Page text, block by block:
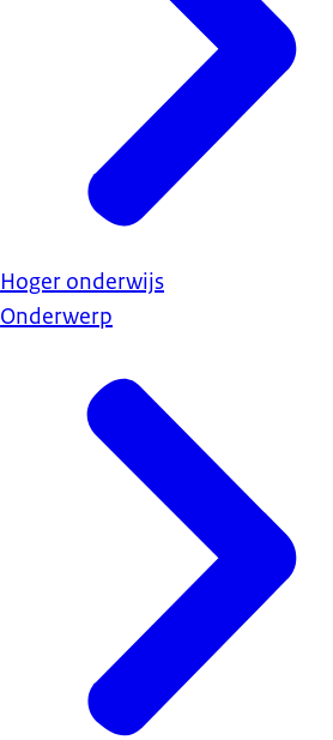
Hoger onderwijs
Onderwerp